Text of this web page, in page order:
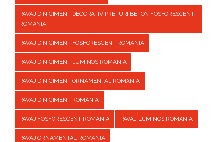
PAVAJ DIN CIMENT DECORATIV PRETURI BETON FOSFORESCENT
ROMANIA
PAVAJ DIN CIMENT FOSFORESCENT ROMANIA
PAVAJ DIN CIMENT LUMINOS ROMANIA
PAVAJ DIN CIMENT ORNAMENTAL ROMANIA
PAVAJ DIN CIMENT ROMANIA
PAVAJ FOSFORESCENT ROMANIA PAVAJ LUMINOS ROMANIA
PAVAJ ORNAMENTAL ROMANIA